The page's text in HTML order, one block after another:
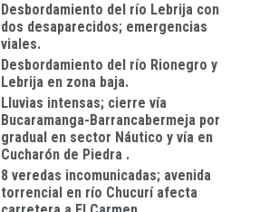
Desbordamiento del río Lebrija con
dos desaparecidos; emergencias
viales.
Desbordamiento del río Rionegro y
Lebrija en zona baja.
Lluvias intensas; cierre vía
Bucaramanga-Barrancabermeja por
gradual en sector Náutico y vía en
Cucharón de Piedra .
8 veredas incomunicadas; avenida
torrencial en río Chucurí afecta